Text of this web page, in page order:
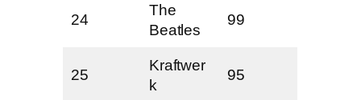
24
The
Beatles
99
25
Kraftwer
k
95